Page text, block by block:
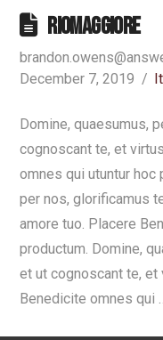
Riomaggiore
December 7, 2019
Domine, quaesumus,
cognoscant te, et
omnes qui utuntur hoc
per nos, glorificamus
amore tuo. Placere
productum. Domine,
et ut cognoscant te, et
Benedicite omnes qui